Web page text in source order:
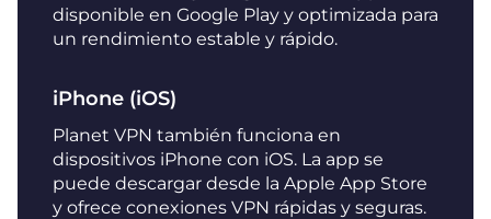
disponible en Google Play y optimizada para
un rendimiento estable y rápido.
iPhone (iOS)
Planet VPN también funciona en
dispositivos iPhone con iOS. La app se
puede descargar desde la Apple App Store
y ofrece conexiones VPN rápidas y seguras.